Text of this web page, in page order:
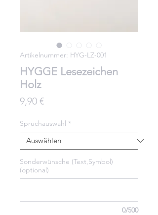
Artikelnummer: HYG-LZ-001
HYGGE Lesezeichen
Holz
9,90 €Preis
Spruchauswahl *
Sonderwünsche (Text,Symbol)
(optional)
0/500